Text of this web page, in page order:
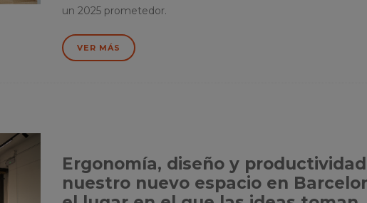
un 2025 prometedor.
VER MÁS
Ergonomía, diseño y
nuestro nuevo espacio en